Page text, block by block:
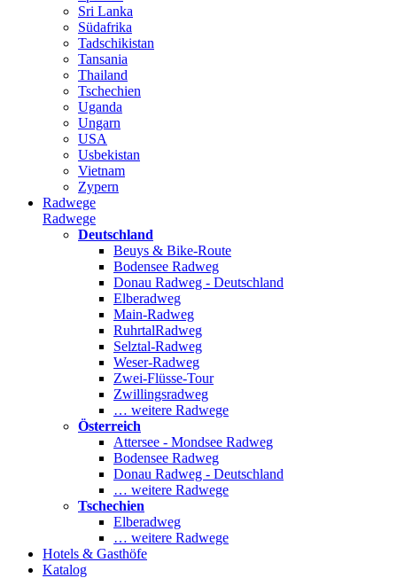
Sri Lanka
Südafrika
Tadschikistan
Tansania
Thailand
Tschechien
Uganda
Ungarn
USA
Usbekistan
Vietnam
Zypern
Radwege
Radwege
Deutschland
Beuys & Bike-Route
Bodensee Radweg
Donau Radweg - Deutschland
Elberadweg
Main-Radweg
RuhrtalRadweg
Selztal-Radweg
Weser-Radweg
Zwei-Flüsse-Tour
Zwillingsradweg
… weitere Radwege
Österreich
Attersee - Mondsee Radweg
Bodensee Radweg
Donau Radweg - Deutschland
… weitere Radwege
Tschechien
Elberadweg
… weitere Radwege
Hotels & Gasthöfe
Katalog